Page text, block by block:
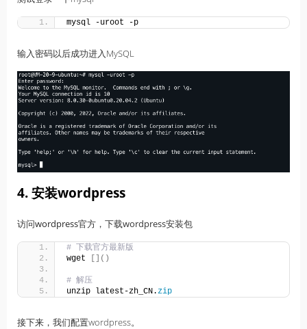
mysql -uroot -p
输入密码以后成功进入MySQL
4. 安装wordpress
访问wordpress官方，下载wordpress安装包
# 下载官方最新版
wget
[]()
# 解压
unzip latest-zh_CN.zip
接下来，我们配置wordpress。